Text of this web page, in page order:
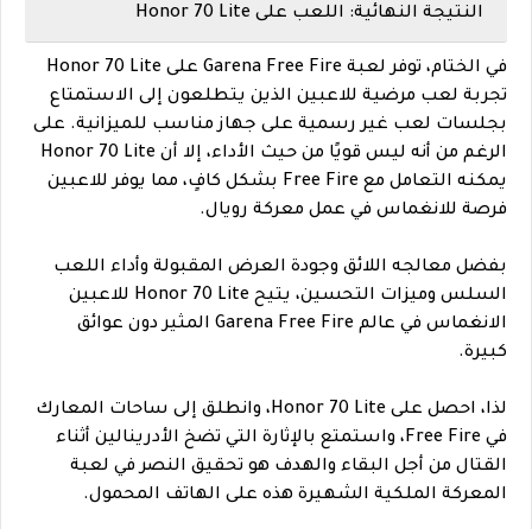
النتيجة النهائية: اللعب على Honor 70 Lite
في الختام، توفر لعبة Garena Free Fire على Honor 70 Lite
تجربة لعب مرضية للاعبين الذين يتطلعون إلى الاستمتاع
بجلسات لعب غير رسمية على جهاز مناسب للميزانية. على
الرغم من أنه ليس قويًا من حيث الأداء، إلا أن Honor 70 Lite
يمكنه التعامل مع Free Fire بشكل كافٍ، مما يوفر للاعبين
فرصة للانغماس في عمل معركة رويال.
بفضل معالجه اللائق وجودة العرض المقبولة وأداء اللعب
السلس وميزات التحسين، يتيح Honor 70 Lite للاعبين
الانغماس في عالم Garena Free Fire المثير دون عوائق
كبيرة.
لذا، احصل على Honor 70 Lite، وانطلق إلى ساحات المعارك
في Free Fire، واستمتع بالإثارة التي تضخ الأدرينالين أثناء
القتال من أجل البقاء والهدف هو تحقيق النصر في لعبة
المعركة الملكية الشهيرة هذه على الهاتف المحمول.